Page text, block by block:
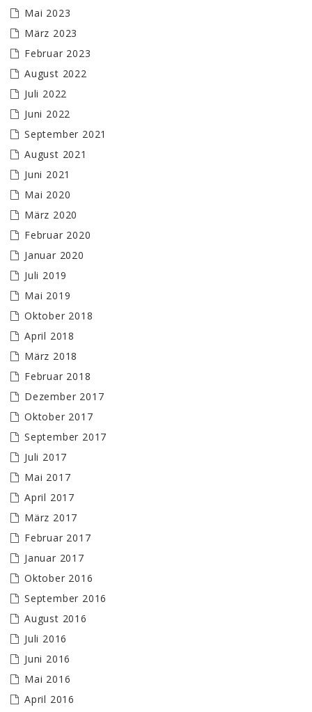
Mai 2023
März 2023
Februar 2023
August 2022
Juli 2022
Juni 2022
September 2021
August 2021
Juni 2021
Mai 2020
März 2020
Februar 2020
Januar 2020
Juli 2019
Mai 2019
Oktober 2018
April 2018
März 2018
Februar 2018
Dezember 2017
Oktober 2017
September 2017
Juli 2017
Mai 2017
April 2017
März 2017
Februar 2017
Januar 2017
Oktober 2016
September 2016
August 2016
Juli 2016
Juni 2016
Mai 2016
April 2016